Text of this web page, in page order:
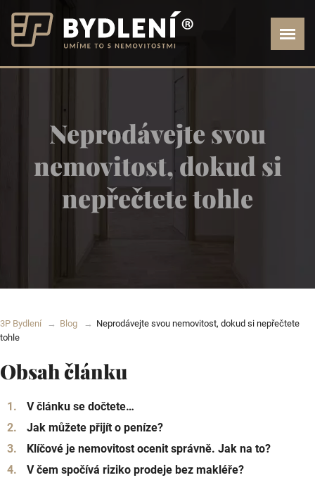
Neprodávejte svou
nemovitost, dokud si
nepřečtete tohle
3P Bydlení Blog
Neprodávejte svou nemovitost, dokud si nepřečtete
tohle
Obsah článku
V článku se dočtete…
Jak můžete přijít o peníze?
Klíčové je nemovitost ocenit správně. Jak na to?
V čem spočívá riziko prodeje bez makléře?